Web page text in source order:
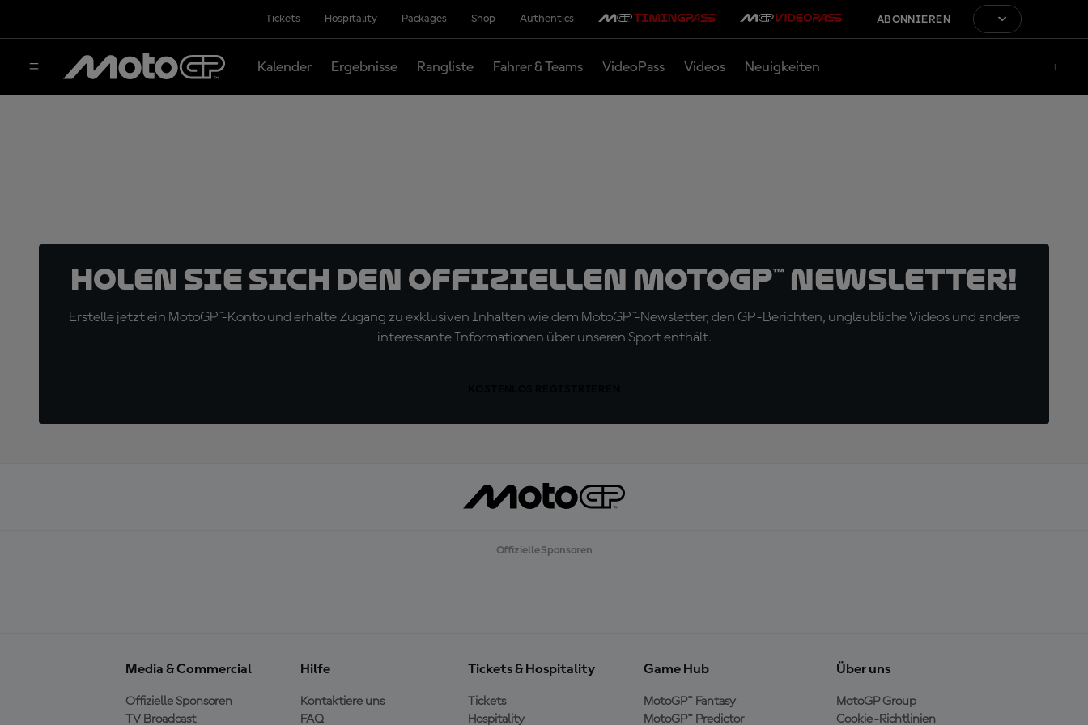
Tickets Hospitality Packages Shop Authentics ABONNIEREN
Kalender Ergebnisse Rangliste Fahrer & Teams VideoPass Videos Neuigkeiten
Holen Sie sich den offiziellen MotoGP™ Newsletter!
Erstelle jetzt ein MotoGP™-Konto und erhalte Zugang zu exklusiven Inhalten wie dem MotoGP™-Newsletter, den GP-Berichten, unglaubliche Videos und andere
interessante Informationen über unseren Sport enthält.
Offizielle Sponsoren
Media & Commercial
Offizielle Sponsoren
TV Broadcast
Hilfe
Kontaktiere uns
FAQ
Tickets & Hospitality
Tickets
Hospitality
Game Hub
MotoGP™ Fantasy
MotoGP™ Predictor
Über uns
MotoGP Group
Cookie-Richtlinien